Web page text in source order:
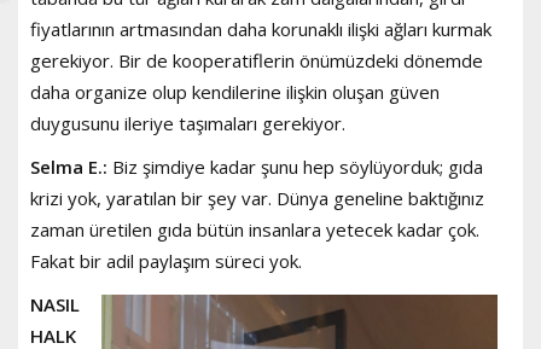
fiyatlarının artmasından daha korunaklı ilişki ağları kurmak
gerekiyor. Bir de kooperatiflerin önümüzdeki dönemde
daha organize olup kendilerine ilişkin oluşan güven
duygusunu ileriye taşımaları gerekiyor.
Selma E.: Biz şimdiye kadar şunu hep söylüyorduk; gıda
krizi yok, yaratılan bir şey var. Dünya geneline baktığınız
zaman üretilen gıda bütün insanlara yetecek kadar çok.
Fakat bir adil paylaşım süreci yok.
NASIL
HALK